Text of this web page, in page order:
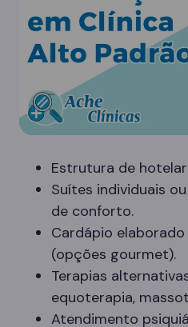
Estrutura de
Suítes individuais
de conforto.
Cardápio
(opções gourmet).
Terapias
equoterapia,
Atendimento